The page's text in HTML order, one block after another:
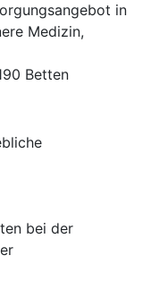
in
Medizin,
Betten
bei der